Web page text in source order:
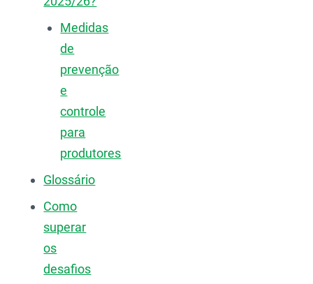
Medidas
de
prevenção
e
controle
para
produtores
Glossário
Como
superar
os
desafios